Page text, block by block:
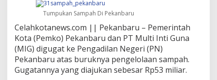
p
a
h
P
T
.
M
I
G
Tumpukan Sampah Di Pekanbaru
Celahkotanews.com || Pekanbaru – Pemerintah
Kota (Pemko) Pekanbaru dan PT Multi Inti Guna
(MIG) digugat ke Pengadilan Negeri (PN)
Pekanbaru atas buruknya pengelolaan sampah.
Gugatannya yang diajukan sebesar Rp53 miliar.